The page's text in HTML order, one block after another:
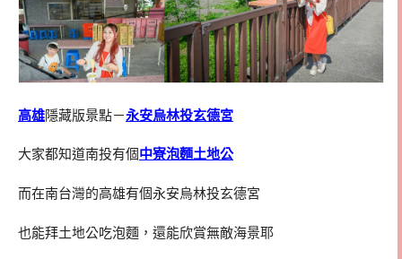
高雄隱藏版景點－永安烏林投玄德宮
大家都知道南投有個中寮泡麵土地公
而在南台灣的高雄有個永安烏林投玄德宮
也能拜土地公吃泡麵，還能欣賞無敵海景耶